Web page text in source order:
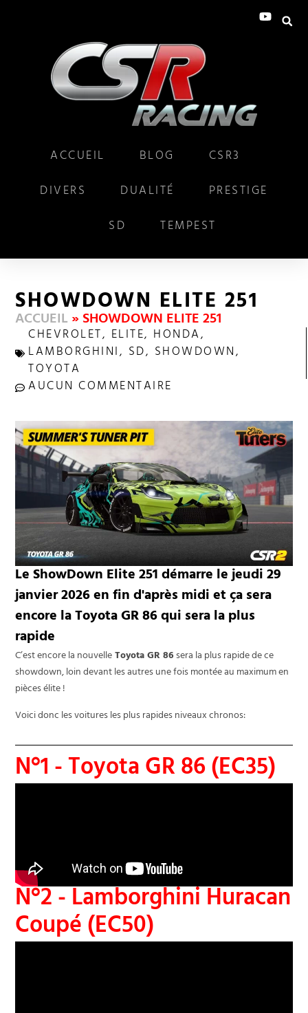
ACCUEIL BLOG
CSR3
DIVERS
DUALITÉ
PRESTIGE
SD
TEMPEST
SHOWDOWN ELITE 251
ACCUEIL»SHOWDOWN ELITE 251
CHEVROLET, ELITE, HONDA,
LAMBORGHINI, SD, SHOWDOWN,
TOYOTA
AUCUN COMMENTAIRE
Le ShowDown Elite 251 démarre le jeudi 29
janvier 2026 en fin d'après midi et ça sera
encore la Toyota GR 86 qui sera la plus
rapide
C’est encore la nouvelleToyota GR 86sera la plus rapide de ce
showdown, loin devant les autres une fois montée au maximum en
pièces élite !
Voici donc les voitures les plus rapides niveaux chronos:
N°1 - Toyota GR 86 (EC35)
N°2 - Lamborghini Huracan
Coupé (EC50)